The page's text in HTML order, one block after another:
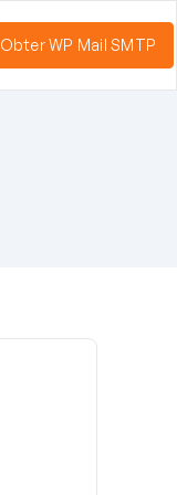
Obter WP Mail SMTP